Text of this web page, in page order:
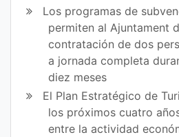
Los programas de
permiten al Ajuntament
contratación de dos
a jornada completa
diez meses
El Plan Estratégico de
los próximos cuatro
entre la actividad